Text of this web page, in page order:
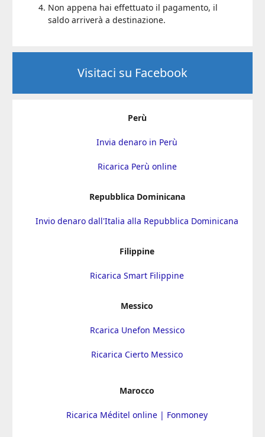
Non appena hai effettuato il pagamento, il
saldo arriverà a destinazione.
Visitaci su Facebook
Perù
Invia denaro in Perù
Ricarica Perù online
Repubblica Dominicana
Invio denaro dall'Italia alla Repubblica Dominicana
Filippine
Ricarica Smart Filippine
Messico
Rcarica Unefon Messico
Ricarica Cierto Messico
Marocco
Ricarica Méditel online | Fonmoney